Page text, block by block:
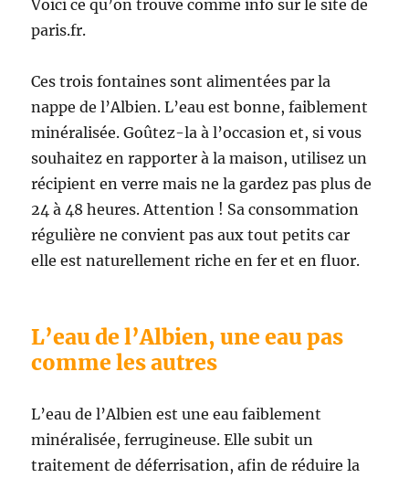
Voici ce qu’on trouve comme info sur le site de
paris.fr.
Ces trois fontaines sont alimentées par la
nappe de l’Albien. L’eau est bonne, faiblement
minéralisée. Goûtez-la à l’occasion et, si vous
souhaitez en rapporter à la maison, utilisez un
récipient en verre mais ne la gardez pas plus de
24 à 48 heures. Attention ! Sa consommation
régulière ne convient pas aux tout petits car
elle est naturellement riche en fer et en fluor.
L’eau de l’Albien, une eau pas
comme les autres
L’eau de l’Albien est une eau faiblement
minéralisée, ferrugineuse. Elle subit un
traitement de déferrisation, afin de réduire la